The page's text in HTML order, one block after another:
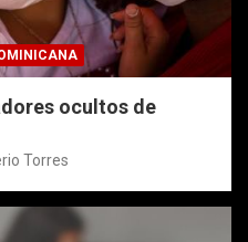
ocultos de
Torres